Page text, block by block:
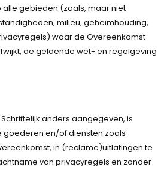
alle gebieden (zoals, maar niet
milieu, geheimhouding,
waar de Overeenkomst
de geldende wet- en regelgeving
anders aangegeven, is
goederen en/of diensten zoals
in (reclame)uitlatingen te
van privacyregels en zonder